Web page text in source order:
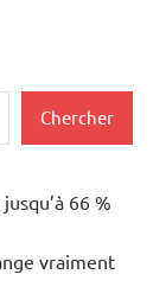
Chercher
66 %
vraiment